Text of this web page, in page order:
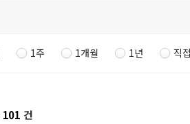
1주 1개월 1년 직
101 건